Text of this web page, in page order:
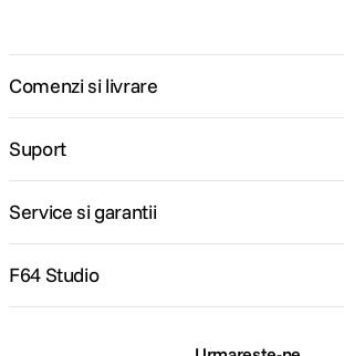
Comenzi si livrare
Suport
Service si garantii
F64 Studio